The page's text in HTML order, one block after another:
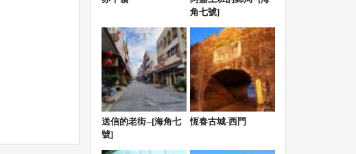
角七號]
送信的老街--[海角七
號]
恆春古城-西門